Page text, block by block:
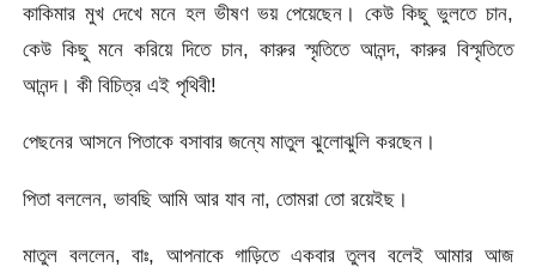
কাকিমার মুখ দেখে মনে হল ভীষণ ভয় পেয়েছেন। কেউ কিছু ভুলতে চান,
কেউ কিছু মনে করিয়ে দিতে চান, কারুর স্মৃতিতে আনন্দ, কারুর বিস্মৃতিতে
আনন্দ। কী বিচিত্র এই পৃথিবী!
পেছনের আসনে পিতাকে বসাবার জন্যে মাতুল ঝুলোঝুলি করছেন।
পিতা বললেন, ভাবছি আমি আর যাব না, তোমরা তো রয়েইছ।
মাতুল বললেন, বাঃ, আপনাকে গাড়িতে একবার তুলব বলেই আমার আজ